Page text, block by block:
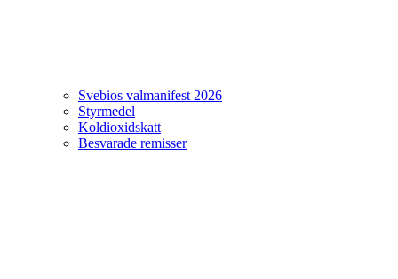
Svebios valmanifest 2026
Styrmedel
Koldioxidskatt
Besvarade remisser